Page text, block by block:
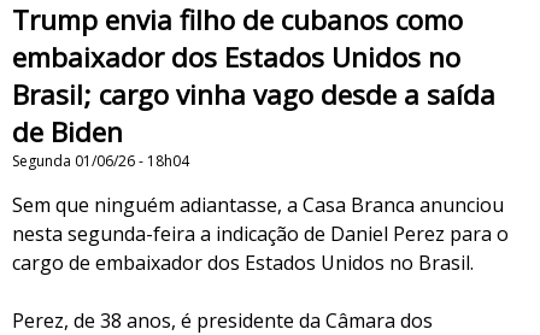
Trump envia filho de cubanos como
embaixador dos Estados Unidos no
Brasil; cargo vinha vago desde a saída
de Biden
Segunda 01/06/26 - 18h04
Sem que ninguém adiantasse, a Casa Branca anunciou
nesta segunda-feira a indicação de Daniel Perez para o
cargo de embaixador dos Estados Unidos no Brasil.
Perez, de 38 anos, é presidente da Câmara dos